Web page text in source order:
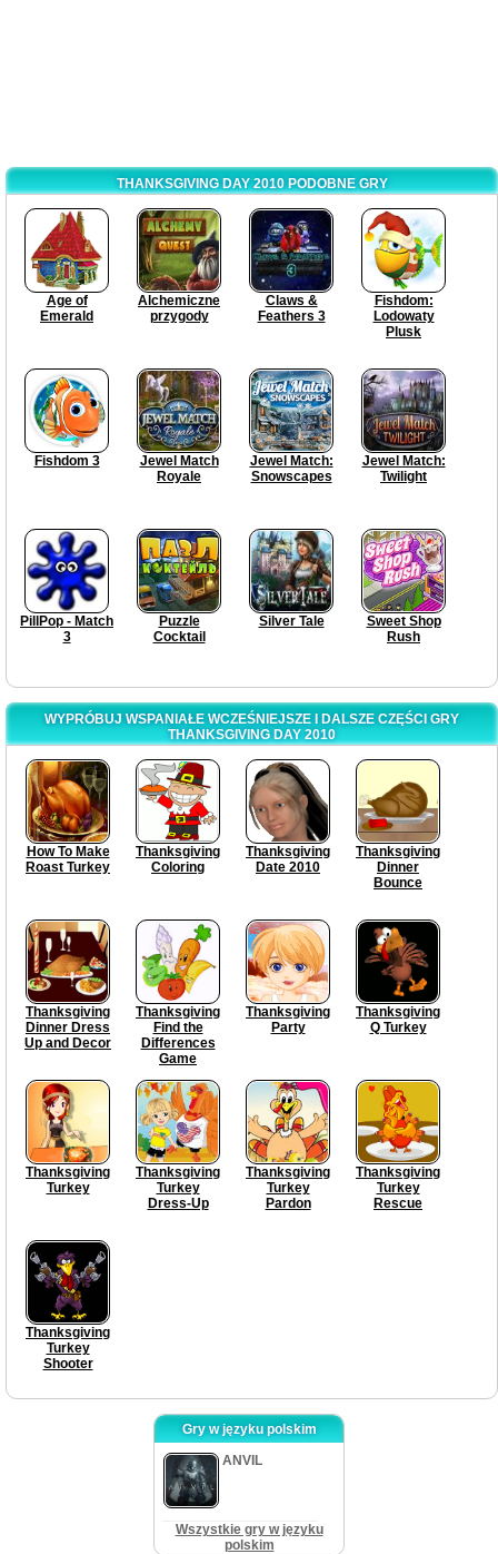
THANKSGIVING DAY 2010 PODOBNE GRY
Age of
Emerald
Alchemiczne
przygody
Claws &
Feathers 3
Fishdom:
Lodowaty
Plusk
Fishdom 3
Jewel Match
Royale
Jewel Match:
Snowscapes
Jewel Match:
Twilight
PillPop - Match
3
Puzzle
Cocktail
Silver Tale
Sweet Shop
Rush
WYPRÓBUJ WSPANIAŁE WCZEŚNIEJSZE I DALSZE CZĘŚCI GRY
THANKSGIVING DAY 2010
How To Make
Roast Turkey
Thanksgiving
Coloring
Thanksgiving
Date 2010
Thanksgiving
Dinner
Bounce
Thanksgiving
Dinner Dress
Up and Decor
Thanksgiving
Find the
Differences
Game
Thanksgiving
Party
Thanksgiving
Q Turkey
Thanksgiving
Turkey
Thanksgiving
Turkey
Dress-Up
Thanksgiving
Turkey
Pardon
Thanksgiving
Turkey
Rescue
Thanksgiving
Turkey
Shooter
Gry w języku polskim
ANVIL
Wszystkie gry w języku
polskim